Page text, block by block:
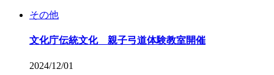
その他
文化庁伝統文化 親子弓道体験教室開催
2024/12/01